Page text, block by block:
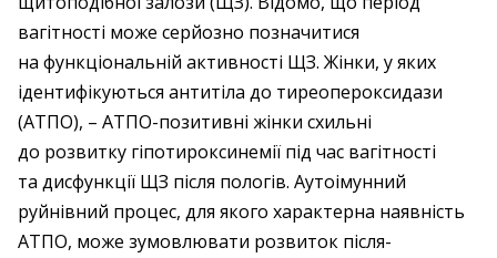
вагітності може серйозно позначитися
на функціональній активності ЩЗ. Жінки, у яких
ідентифікуються антитіла до тиреопер­оксидази
(АТПО), – ​АТПО-позитивні жінки схильні
до розвитку гіпотироксинемії під час вагітності
та дисфункції ЩЗ після пологів. Аутоімунний
руйнівний процес, для якого характерна наявність
АТПО, може зумовлювати розвиток після­